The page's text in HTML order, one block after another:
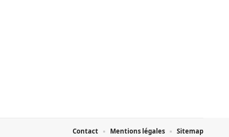
Contact Mentions légales Sitemap